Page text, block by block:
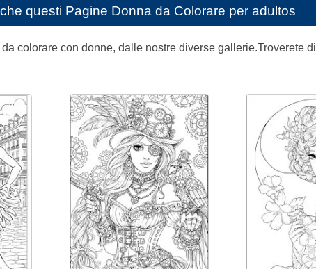
questi Pagine Donna da Colorare per adultos
colorare con donne, dalle nostre diverse gallerie.Troverete